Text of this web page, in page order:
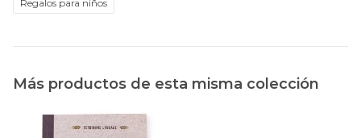
Regalos para niños
Más productos de esta misma colección